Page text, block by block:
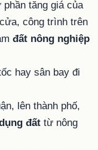
tăng giá của
công trình trên
đất nông nghiệp
hay sân bay đi
lên thành phố,
đất từ nông